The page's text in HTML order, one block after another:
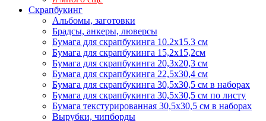
Скрапбукинг
Альбомы, заготовки
Брадсы, анкеры, люверсы
Бумага для скрапбукинга 10.2х15.3 см
Бумага для скрапбукинга 15,2х15,2см
Бумага для скрапбукинга 20,3х20,3 см
Бумага для скрапбукинга 22,5х30,4 см
Бумага для скрапбукинга 30,5х30,5 см в наборах
Бумага для скрапбукинга 30,5х30,5 см по листу
Бумага текстурированная 30,5х30,5 см в наборах
Вырубки, чипборды